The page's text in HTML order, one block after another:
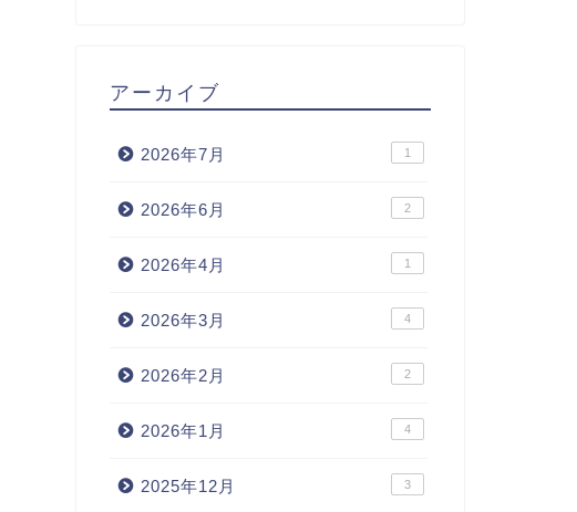
アーカイブ
2026年7月 1
2026年6月 2
2026年4月 1
2026年3月 4
2026年2月 2
2026年1月 4
2025年12月 3